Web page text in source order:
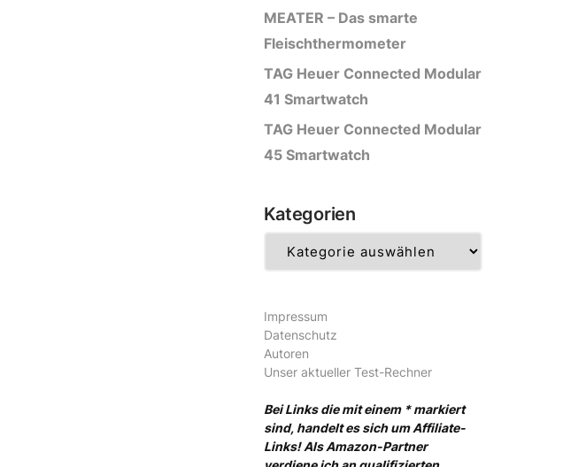
MEATER – Das smarte
Fleischthermometer
TAG Heuer Connected Modular
41 Smartwatch
TAG Heuer Connected Modular
45 Smartwatch
Kategorien
Impressum
Datenschutz
Autoren
Unser aktueller Test-Rechner
Bei Links die mit einem * markiert
sind, handelt es sich um Affiliate-
Links! Als Amazon-Partner